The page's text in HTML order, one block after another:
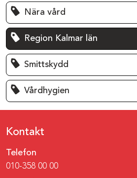
Nära vård
Region Kalmar län
Smittskydd
Vårdhygien
Kontakt
Telefon
010-358 00 00